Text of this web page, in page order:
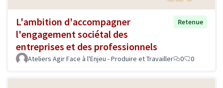
L'ambition d'accompagner
l'engagement sociétal des
entreprises et des professionnels
Retenue
Ateliers Agir Face à l'Enjeu - Produire et Travailler 0 0